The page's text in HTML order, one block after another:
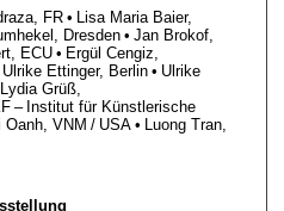
FR • Lisa Maria Baier,
Dresden • Jan Brokof,
ECU • Ergül Cengiz,
Ettinger, Berlin • Ulrike
Grüß,
– Institut für Künstlerische
VNM / USA • Luong Tran,